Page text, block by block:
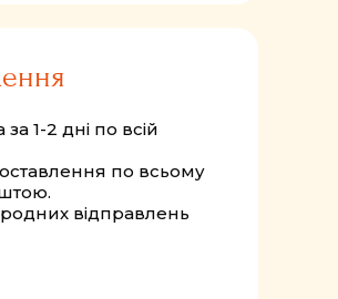
1-2 дні по всій
по всьому
відправлень